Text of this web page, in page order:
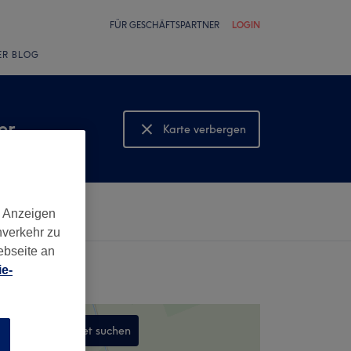
FÜR GESCHÄFTSPARTNER LOGIN
BLOG
Karte verbergen
Karte anzeigen
In diesem Gebiet suchen
zu
an